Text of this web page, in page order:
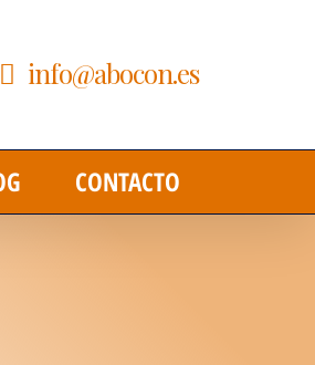
info@abocon.es
CONTACTO